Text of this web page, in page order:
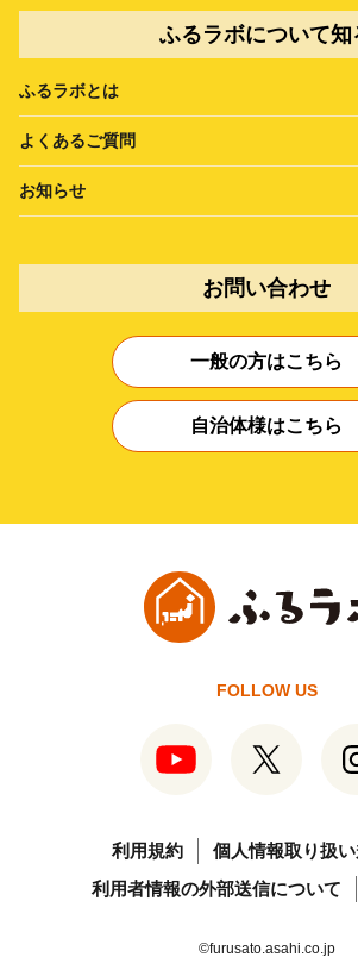
ふるラボについて知
ふるラボとは
よくあるご質問
お知らせ
お問い合わせ
一般の方はこちら
自治体様はこちら
FOLLOW US
利用規約
個人情報取り扱
利用者情報の外部送信について
©furusato.asahi.co.jp